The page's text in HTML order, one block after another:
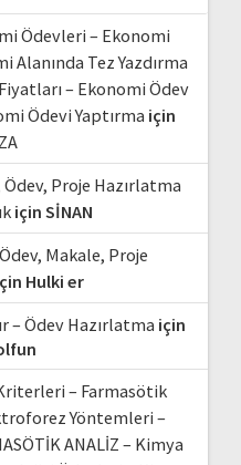
Ödevleri – Ekonomi
Alanında Tez Yazdırma
– Ekonomi Ödev
Ödevi Yaptırma için
Proje Hazırlatma
için SİNAN
Makale, Proje
Hulki er
– Ödev Hazırlatma için
– Farmasötik
Yöntemleri –
ANALİZ – Kimya